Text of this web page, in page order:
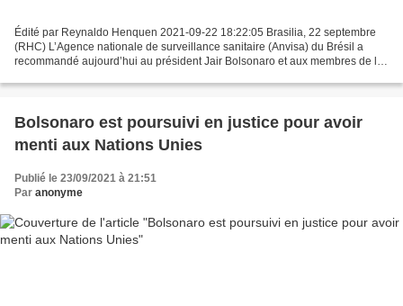
Édité par Reynaldo Henquen 2021-09-22 18:22:05 Brasilia, 22 septembre
(RHC) L’Agence nationale de surveillance sanitaire (Anvisa) du Brésil a
recommandé aujourd’hui au président Jair Bolsonaro et aux membres de la
Bolsonaro est poursuivi en justice pour avoir
menti aux Nations Unies
Publié le 23/09/2021 à 21:51
Par anonyme